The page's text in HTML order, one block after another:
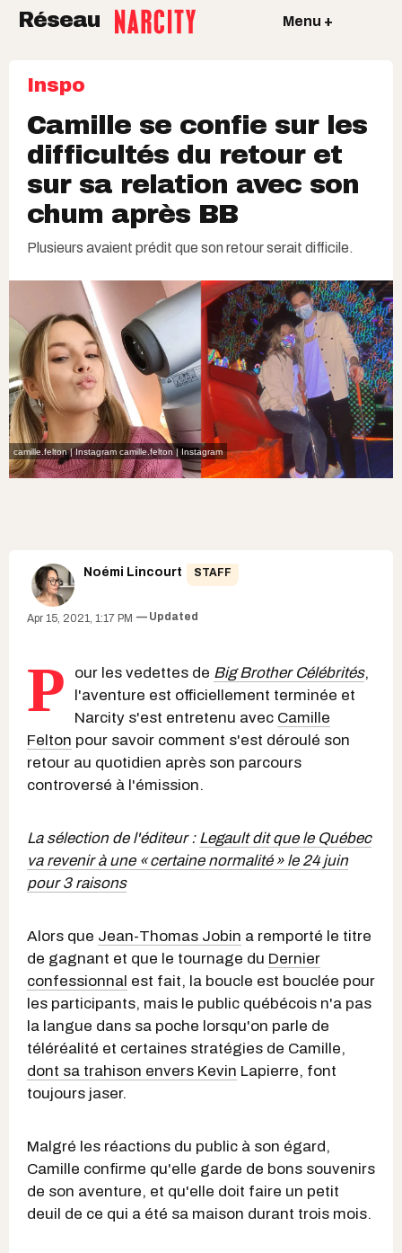
Réseau Menu +
Inspo
Camille se confie sur les
difficultés du retour et
sur sa relation avec son
chum après BB
Plusieurs avaient prédit que son retour serait difficile.
camille.felton | Instagram camille.felton | Instagram
Noémi Lincourt STAFF
Apr 15, 2021, 1:17 PM Updated
P our les vedettes de Big Brother Célébrités,
l'aventure est officiellement terminée et
Narcity s'est entretenu avec Camille
Felton pour savoir comment s'est déroulé son
retour au quotidien après son parcours
controversé à l'émission.
La sélection de l'éditeur : Legault dit que le Québec
va revenir à une « certaine normalité » le 24 juin
pour 3 raisons
Alors que Jean-Thomas Jobin a remporté le titre
de gagnant et que le tournage du Dernier
confessionnal est fait, la boucle est bouclée pour
les participants, mais le public québécois n'a pas
la langue dans sa poche lorsqu'on parle de
téléréalité et certaines stratégies de Camille,
dont sa trahison envers Kevin Lapierre, font
toujours jaser.
Malgré les réactions du public à son égard,
Camille confirme qu'elle garde de bons souvenirs
de son aventure, et qu'elle doit faire un petit
deuil de ce qui a été sa maison durant trois mois.